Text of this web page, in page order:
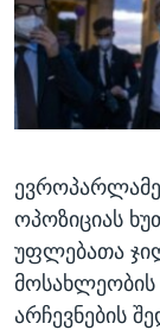
ᲡᲢᲣᲓᲘᲐ
ᲔᲙᲝᲜᲝᲛᲘᲙᲐ
ᲯᲐᲜᲛᲠᲗᲔᲚᲝᲑᲐ
ᲛᲔᲪᲜᲘᲔᲠᲔᲑᲐ
ᲙᲣᲚᲢᲣᲠᲐ
ᲒᲐᲚᲘᲚᲔᲝ
Learning
ᲗᲕᲐᲚᲘ
ენები
ოპოზიციას
უფლებათა
მოსახლეობის
არჩევნების